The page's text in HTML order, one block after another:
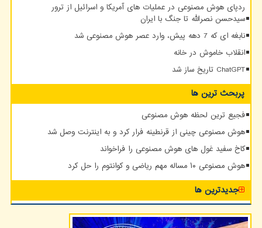
ردپای هوش مصنوعی در عملیات های آمریکا و اسرائیل از ترور
سیدحسن نصرالله تا جنگ با ایران
نابغه ای که 7 دهه پیش، وارد عصر هوش مصنوعی شد
انقلاب خاموش در خانه
ChatGPT تاریخ ساز شد
پربحث ترین ها
فجیع ترین لحظه هوش مصنوعی
هوش مصنوعی چینی از قرنطینه فرار کرد و به اینترنت وصل شد
کاخ سفید غول های هوش مصنوعی را فراخواند
هوش مصنوعی ۱۰ مساله مهم ریاضی و کوانتوم را حل کرد
جدیدترین ها